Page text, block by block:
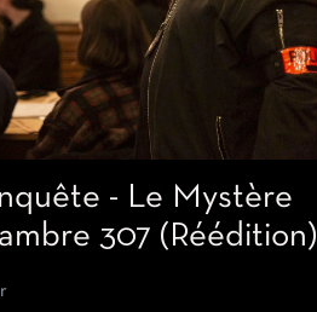
- Le Mystère
307 (Réédition)